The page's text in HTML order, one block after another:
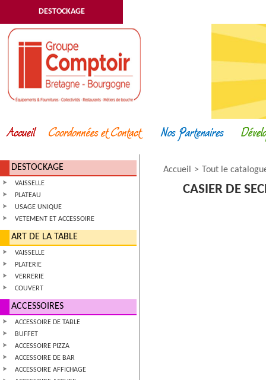
DESTOCKAGE
DESTOCKAGE
VAISSELLE
PLATEAU
USAGE UNIQUE
VETEMENT ET ACCESSOIRE
ART DE LA TABLE
VAISSELLE
PLATERIE
VERRERIE
COUVERT
ACCESSOIRES
ACCESSOIRE DE TABLE
BUFFET
ACCESSOIRE PIZZA
ACCESSOIRE DE BAR
ACCESSOIRE AFFICHAGE
Accueil Tout le
CASIER DE